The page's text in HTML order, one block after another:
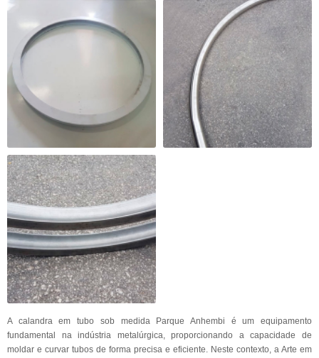
A calandra em tubo sob medida Parque Anhembi é um equipamento
fundamental na indústria metalúrgica, proporcionando a capacidade de
moldar e curvar tubos de forma precisa e eficiente. Neste contexto, a Arte em